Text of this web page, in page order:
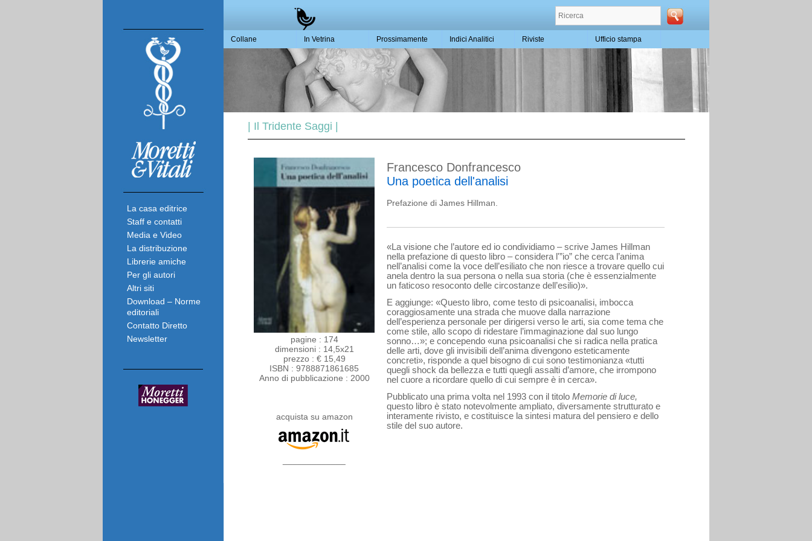
La casa editrice
Staff e contatti
Media e Video
La distribuzione
Librerie amiche
Per gli autori
Altri siti
Download – Norme
editoriali
Contatto Diretto
Newsletter
Collane In Vetrina Prossimamente Indici Analitici Riviste Ufficio stampa
| Il Tridente Saggi |
pagine : 174
dimensioni : 14,5x21
prezzo : € 15,49
ISBN : 9788871861685
Anno di pubblicazione : 2000
acquista su amazon
Francesco Donfrancesco
Una poetica dell'analisi
Prefazione di James Hillman.
«La visione che l’autore ed io condividiamo – scrive James Hillman
nella prefazione di questo libro – considera l'”io” che cerca l’anima
nell’analisi come la voce dell’esiliato che non riesce a trovare quello cui
anela dentro la sua persona o nella sua storia (che è essenzialmente
un faticoso resoconto delle circostan­ze dell’esilio)».
E aggiunge: «Questo libro, come testo di psicoanalisi, imbocca
coraggiosamente una strada che muove dalla narrazione
dell’esperienza personale per dirigersi verso le arti, sia come tema che
come stile, allo scopo di ridestare l’immaginazione dal suo lungo
sonno…»; e concependo «una psicoanalisi che si radica nella pratica
delle arti, dove gli invisibili del­l’anima divengono esteticamente
concreti», risponde a quel bisogno di cui sono testimonianza «tutti
quegli shock da bellezza e tutti quegli assalti d’amore, che irrompono
nel cuore a ricordare quello di cui sempre è in cerca».
Pubblicato una prima volta nel 1993 con il titolo Memorie di luce,
questo libro è stato notevolmente ampliato, diversamente strutturato e
interamente rivi­sto, e costituisce la sintesi matura del pensiero e dello
stile del suo autore.